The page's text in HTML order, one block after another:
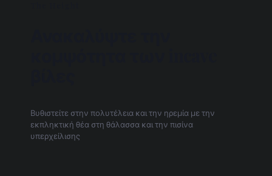
Βυθιστείτε στην πολυτέλεια και την ηρεμία με την
εκπληκτική θέα στη θάλασσα και την πισίνα
υπερχείλισης